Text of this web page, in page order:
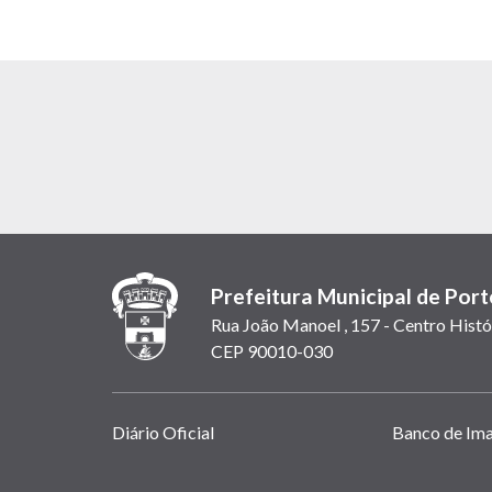
Prefeitura Municipal de
Rua João Manoel , 157 - Centro
CEP 90010-030
Links
Diário Oficial Banco de